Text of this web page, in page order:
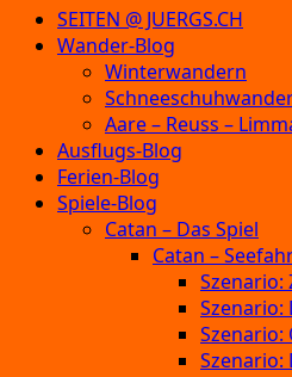
SEITEN @ JUERGS.CH
Wander-Blog
Winterwandern
Aare – Reuss –
Ausflugs-Blog
Ferien-Blog
Spiele-Blog
Catan – Das Spiel
Catan –
Szenario:
Szenario:
Szenario:
Szenario: